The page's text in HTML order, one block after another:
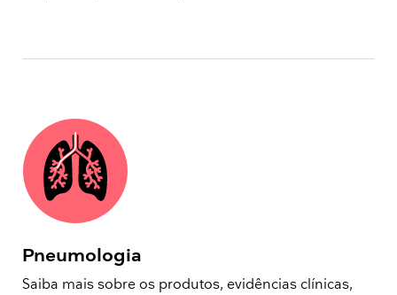
Pneumologia
Saiba mais sobre os produtos, evidências clínicas,